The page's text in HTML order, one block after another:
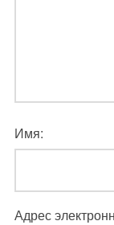
Имя:
Адрес